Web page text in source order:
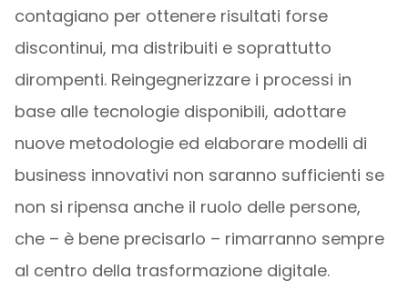
contagiano per ottenere risultati forse
discontinui, ma distribuiti e soprattutto
dirompenti. Reingegnerizzare i processi in
base alle tecnologie disponibili, adottare
nuove metodologie ed elaborare modelli di
business innovativi non saranno sufficienti se
non si ripensa anche il ruolo delle persone,
che – è bene precisarlo – rimarranno sempre
al centro della trasformazione digitale.